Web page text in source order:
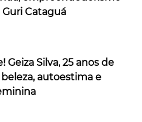
Cataguá
Geiza Silva, 25 anos de
autoestima e